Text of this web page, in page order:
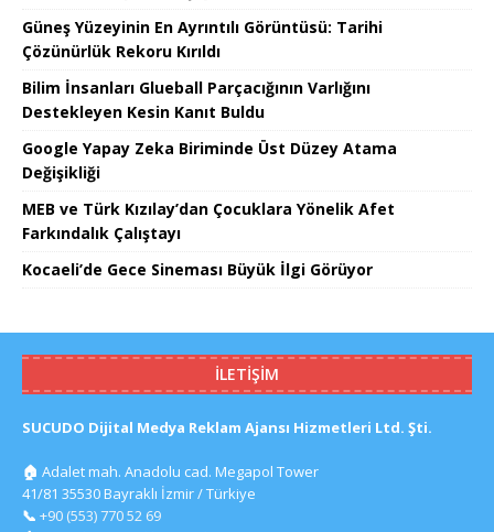
Güneş Yüzeyinin En Ayrıntılı Görüntüsü: Tarihi
Çözünürlük Rekoru Kırıldı
Bilim İnsanları Glueball Parçacığının Varlığını
Destekleyen Kesin Kanıt Buldu
Google Yapay Zeka Biriminde Üst Düzey Atama
Değişikliği
MEB ve Türk Kızılay’dan Çocuklara Yönelik Afet
Farkındalık Çalıştayı
Kocaeli’de Gece Sineması Büyük İlgi Görüyor
İLETIŞIM
SUCUDO Dijital Medya Reklam Ajansı Hizmetleri Ltd. Şti.
🏠 Adalet mah. Anadolu cad. Megapol Tower
41/81 35530 Bayraklı İzmir / Türkiye
📞 +90 (553) 770 52 69